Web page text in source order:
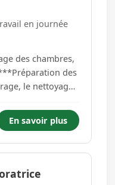
en journée
des chambres,
des
le nettoyage
En savoir plus